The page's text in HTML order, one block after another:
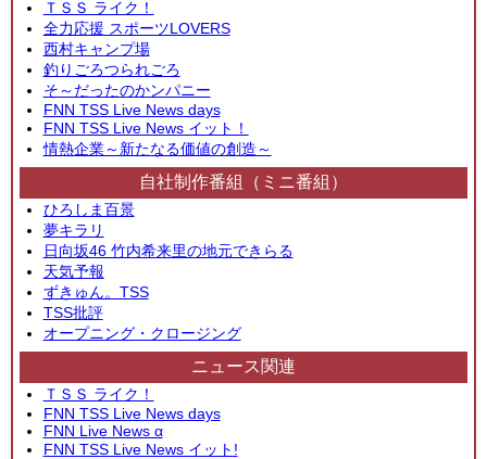
ＴＳＳ ライク！
全力応援 スポーツLOVERS
西村キャンプ場
釣りごろつられごろ
そ～だったのかンパニー
FNN TSS Live News days
FNN TSS Live News イット！
情熱企業～新たなる価値の創造～
自社制作番組（ミニ番組）
ひろしま百景
夢キラリ
日向坂46 竹内希来里の地元できらる
天気予報
ずきゅん。TSS
TSS批評
オープニング・クロージング
ニュース関連
ＴＳＳ ライク！
FNN TSS Live News days
FNN Live News α
FNN TSS Live News イット!